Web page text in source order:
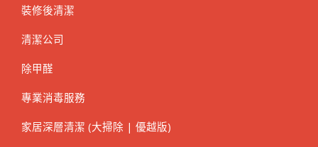
裝修後清潔
清潔公司
除甲醛
專業消毒服務
家居深層清潔 (大掃除 | 優越版)